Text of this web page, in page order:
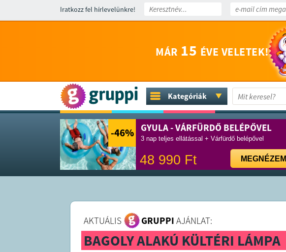
Iratkozz fel hírlevelünkre!
MÁR 15 ÉVE VELETEK!
Kategóriák
-46% GYULA - VÁRFÜRDŐ BELÉPŐVEL
3 nap teljes ellátással + Várfürdő belépővel
48 990 Ft MEGNÉZEM
AKTUÁLIS GRUPPI AJÁNLAT:
BAGOLY ALAKÚ KÜLTÉRI LÁMPA